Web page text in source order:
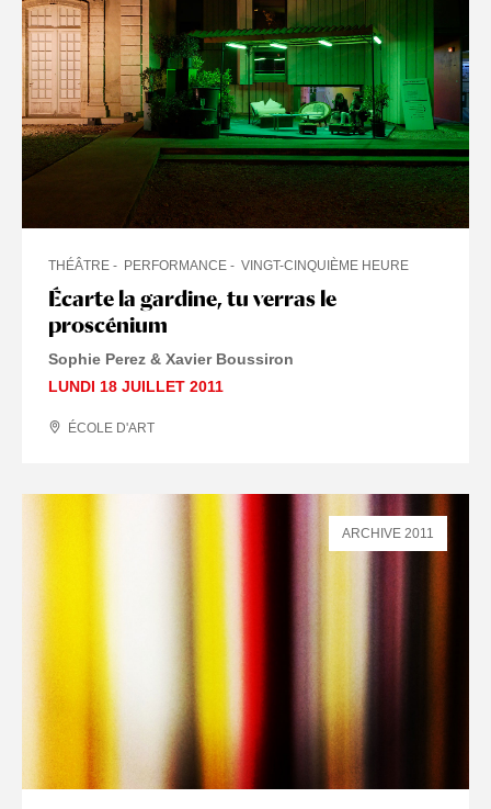
Écarte la gardine, tu verras le
proscénium
THÉÂTRE PERFORMANCE VINGT-CINQUIÈME HEURE
Sophie Perez & Xavier Boussiron
LUNDI 18 JUILLET 2011
ÉCOLE D'ART
ARCHIVE 2011